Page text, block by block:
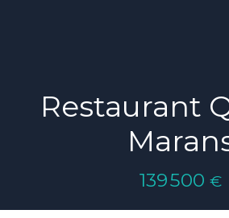
Restaurant
139 500 €